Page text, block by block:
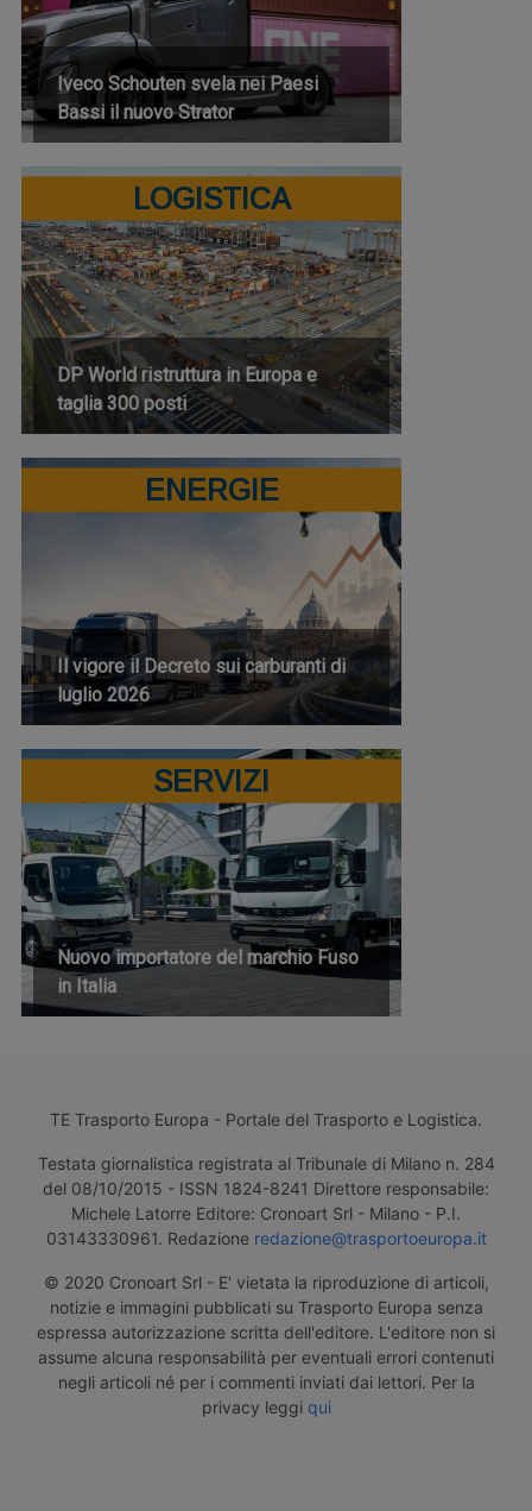
Iveco Schouten svela nei Paesi
Bassi il nuovo Strator
LOGISTICA
DP World ristruttura in Europa e
taglia 300 posti
ENERGIE
Il vigore il Decreto sui carburanti di
luglio 2026
SERVIZI
Nuovo importatore del marchio Fuso
in Italia
TE Trasporto Europa - Portale del Trasporto e Logistica.
Testata giornalistica registrata al Tribunale di Milano n. 284
del 08/10/2015 - ISSN 1824-8241 Direttore responsabile:
Michele Latorre Editore: Cronoart Srl - Milano - P.I.
03143330961. Redazione redazione@trasportoeuropa.it
© 2020 Cronoart Srl - E' vietata la riproduzione di articoli,
notizie e immagini pubblicati su Trasporto Europa senza
espressa autorizzazione scritta dell'editore. L'editore non si
assume alcuna responsabilità per eventuali errori contenuti
negli articoli né per i commenti inviati dai lettori. Per la
privacy leggi qui